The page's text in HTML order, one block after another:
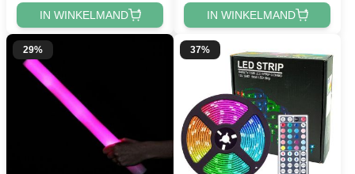
IN WINKELMAND IN WINKELMAND
29% 37%